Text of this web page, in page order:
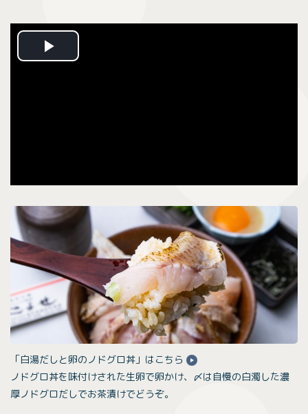
Play
「白湯だしと卵のノドグロ丼」はこちら
ノドグロ丼を味付けされた生卵で卵かけ、〆は自慢の白濁した濃
厚ノドグロだしでお茶漬けでどうぞ。